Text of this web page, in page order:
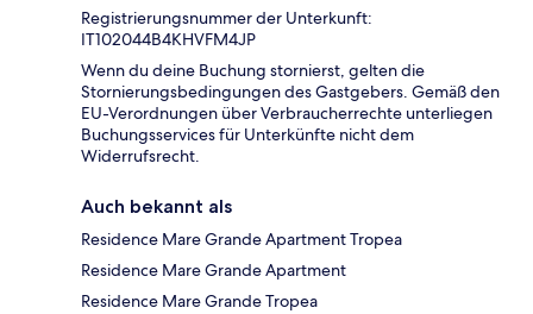
Registrierungsnummer der Unterkunft:
IT102044B4KHVFM4JP
Wenn du deine Buchung stornierst, gelten die
Stornierungsbedingungen des Gastgebers. Gemäß den
EU-Verordnungen über Verbraucherrechte unterliegen
Buchungsservices für Unterkünfte nicht dem
Widerrufsrecht.
Auch bekannt als
Residence Mare Grande Apartment Tropea
Residence Mare Grande Apartment
Residence Mare Grande Tropea